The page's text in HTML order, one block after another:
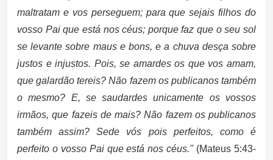
maltratam e vos perseguem; para que sejais filhos do
vosso Pai que está nos céus; porque faz que o seu sol
se levante sobre maus e bons, e a chuva desça sobre
justos e injustos. Pois, se amardes os que vos amam,
que galardão tereis? Não fazem os publicanos também
o mesmo? E, se saudardes unicamente os vossos
irmãos, que fazeis de mais? Não fazem os publicanos
também assim? Sede vós pois perfeitos, como é
perfeito o vosso Pai que está nos céus."(Mateus 5:43-